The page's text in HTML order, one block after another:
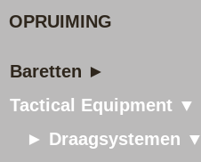
OPRUIMING
Baretten ►
Tactical Equipment ▼
► Draagsystemen ▼